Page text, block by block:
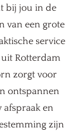
bij jou in de
van een grote
service
Rotterdam
zorgt voor
ontspannen
afspraak en
zijn